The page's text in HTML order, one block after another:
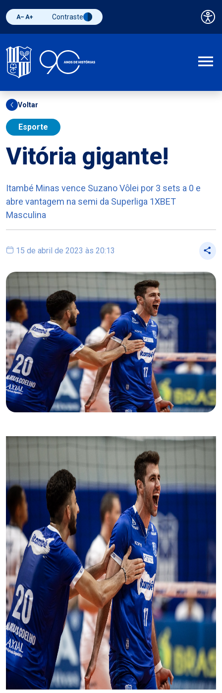
Diminuir fonte
Aumentar fonteAlternar contraste
Contraste
Voltar
Esporte
Vitória gigante!
Itambé Minas vence Suzano Vôlei por 3 sets a 0 e
abre vantagem na semi da Superliga 1XBET
Masculina
15 de abril de 2023 às 20:13